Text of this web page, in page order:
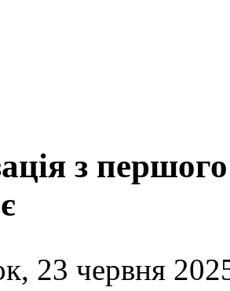
з
23 червня